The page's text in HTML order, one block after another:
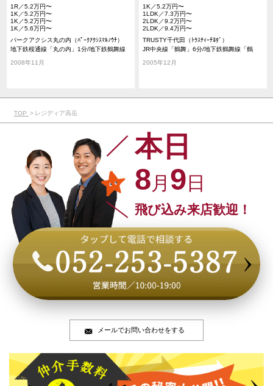
1R／5.2万円〜
1K／5.2万円〜
1K／5.2万円〜
1K／5.6万円〜
パークアクシス丸の内（ﾊﾟｰｸｱｸｼｽﾏﾙﾉｳﾁ）
地下鉄桜通線「丸の内」1分/地下鉄鶴舞線
2008年11月
1K／5.2万円〜
1LDK／7.3万円〜
2LDK／9.2万円〜
2LDK／9.4万円〜
TRUSTY千代田（ﾄﾗｽﾃｨｰﾁﾖﾀﾞ）
JR中央線「鶴舞」6分/地下鉄鶴舞線「鶴
2005年12月
TOP レジディア高岳
本日
8 月 9 日
飛び込み来店歓迎！
メールでお問い合わせをする